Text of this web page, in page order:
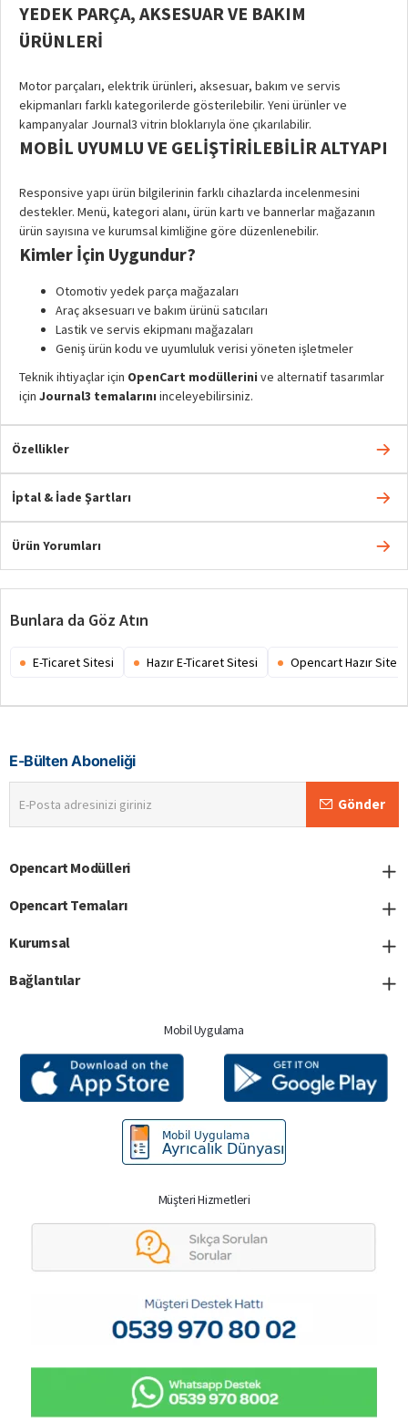
YEDEK PARÇA, AKSESUAR VE BAKIM
ÜRÜNLERI
Motor parçaları, elektrik ürünleri, aksesuar, bakım ve servis
ekipmanları farklı kategorilerde gösterilebilir. Yeni ürünler ve
kampanyalar Journal3 vitrin bloklarıyla öne çıkarılabilir.
MOBIL UYUMLU VE GELIŞTIRILEBILIR ALTYAPI
Responsive yapı ürün bilgilerinin farklı cihazlarda incelenmesini
destekler. Menü, kategori alanı, ürün kartı ve bannerlar mağazanın
ürün sayısına ve kurumsal kimliğine göre düzenlenebilir.
Kimler İçin Uygundur?
Otomotiv yedek parça mağazaları
Araç aksesuarı ve bakım ürünü satıcıları
Lastik ve servis ekipmanı mağazaları
Geniş ürün kodu ve uyumluluk verisi yöneten işletmeler
Teknik ihtiyaçlar için OpenCart modüllerini ve alternatif tasarımlar
için Journal3 temalarını inceleyebilirsiniz.
Özellikler
İptal & İade Şartları
Ürün Yorumları
Bunlara da Göz Atın
E-Ticaret Sitesi Hazır E-Ticaret Sitesi Opencart Hazır Site
E-Bülten Aboneliği
Posta
adresinizi
Gönder
Opencart Modülleri
Opencart Temaları
Kurumsal
Bağlantılar
Mobil Uygulama
Müşteri Hizmetleri